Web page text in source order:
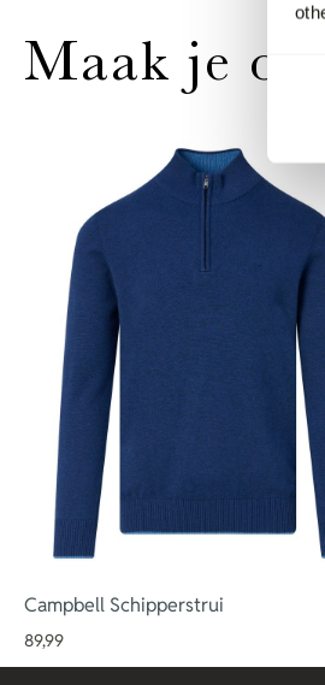
Maak je
Campbell Schipperstrui
89,99